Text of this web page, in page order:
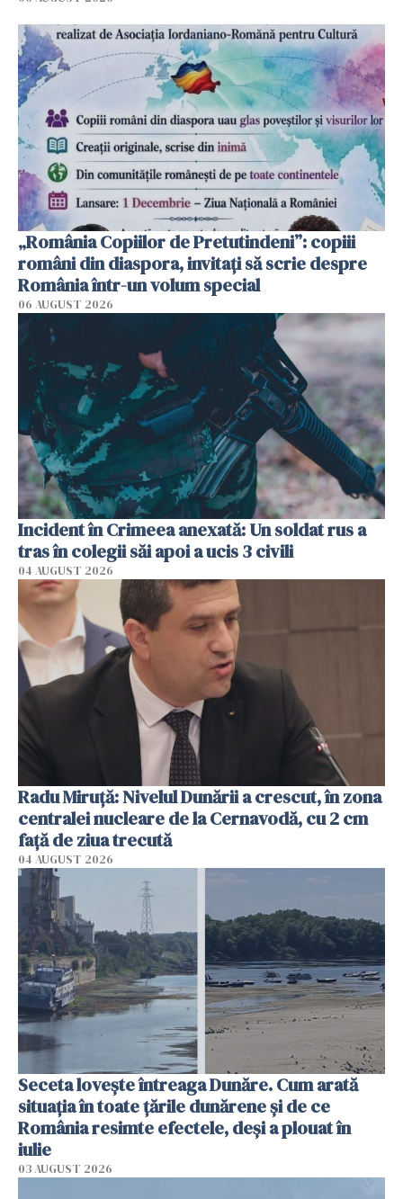
„România Copiilor de Pretutindeni”: copiii
români din diaspora, invitați să scrie despre
România într-un volum special
06 AUGUST 2026
Incident în Crimeea anexată: Un soldat rus a
tras în colegii săi apoi a ucis 3 civili
04 AUGUST 2026
Radu Miruţă: Nivelul Dunării a crescut, în zona
centralei nucleare de la Cernavodă, cu 2 cm
faţă de ziua trecută
04 AUGUST 2026
Seceta lovește întreaga Dunăre. Cum arată
situația în toate țările dunărene și de ce
România resimte efectele, deși a plouat în
iulie
03 AUGUST 2026